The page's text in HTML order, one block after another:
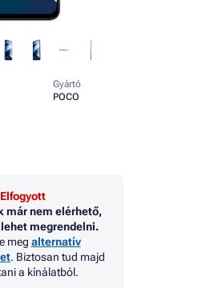
Gyártó
POCO
Elfogyott
már nem elérhető,
megrendelni.
meg alternatív
. Biztosan tud majd
a kínálatból.